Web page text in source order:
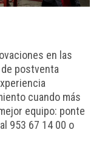
en las
postventa
cuando más
equipo: ponte
953 67 14 00 o